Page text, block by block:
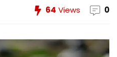
64 Views 0